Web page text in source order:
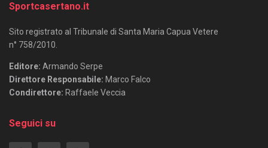
Sportcasertano.it
Sito registrato al Tribunale di Santa Maria Capua Vetere
n° 758/2010.
Editore: Armando Serpe
Direttore Responsabile: Marco Falco
Condirettore: Raffaele Veccia
Seguici su